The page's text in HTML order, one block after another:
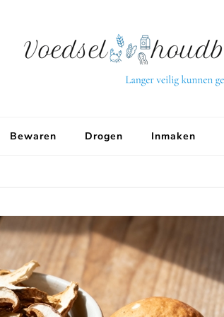
Bewaren Drogen Inmaken